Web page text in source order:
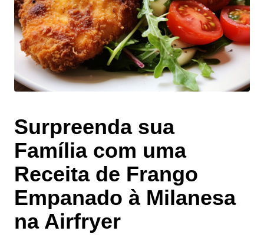
Surpreenda sua
Família com uma
Receita de Frango
Empanado à Milanesa
na Airfryer